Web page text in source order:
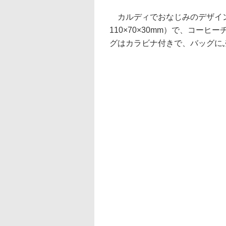
カルディでおなじみのデザイ
110×70×30mm）で、コーヒー
グはカラビナ付きで、バッグ